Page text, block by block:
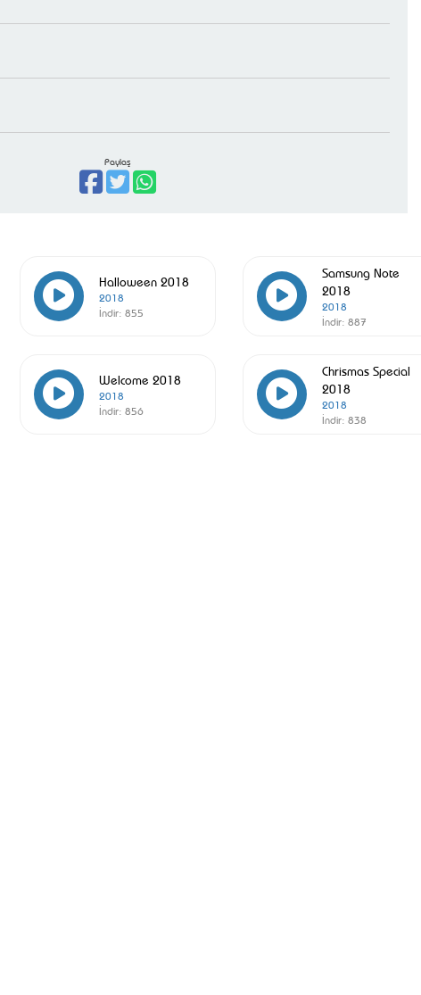
Paylaş
Halloween 2018
2018
İndir: 855
Samsung Note
2018
2018
İndir: 887
Welcome 2018
2018
İndir: 856
Chrismas Special
2018
2018
İndir: 838